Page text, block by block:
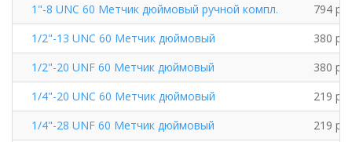
1"-8 UNC 60 Метчик дюймовый ручной компл.
794
1/2"-13 UNC 60 Метчик дюймовый
380
1/2"-20 UNF 60 Метчик дюймовый
380
1/4"-20 UNC 60 Метчик дюймовый
219
1/4"-28 UNF 60 Метчик дюймовый
219